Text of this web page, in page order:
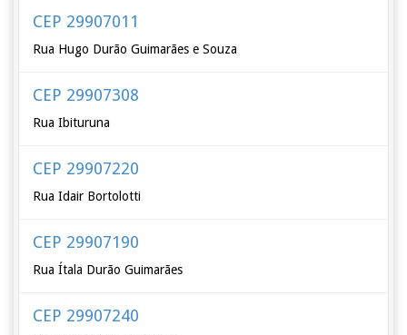
CEP 29907011
Rua Hugo Durão Guimarães e Souza
CEP 29907308
Rua Ibituruna
CEP 29907220
Rua Idair Bortolotti
CEP 29907190
Rua Ítala Durão Guimarães
CEP 29907240